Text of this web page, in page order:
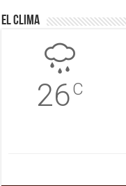
El Clima
26C